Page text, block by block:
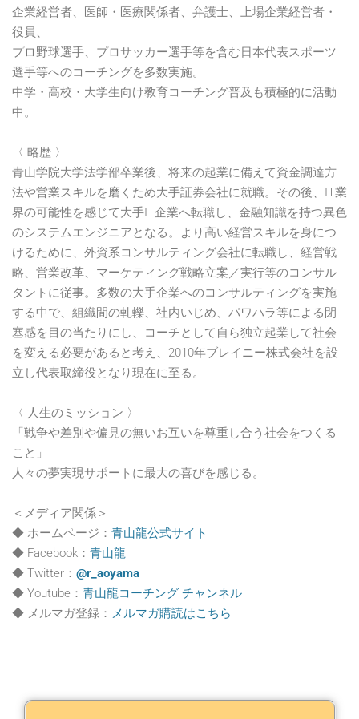
企業経営者、医師・医療関係者、弁護士、上場企業経営者・
役員、
プロ野球選手、プロサッカー選手等を含む日本代表スポーツ
選手等へのコーチングを多数実施。
中学・高校・大学生向け教育コーチング普及も積極的に活動
中。
〈 略歴 〉
青山学院大学法学部卒業後、将来の起業に備えて資金調達方
法や営業スキルを磨くため大手証券会社に就職。その後、IT業
界の可能性を感じて大手IT企業へ転職し、金融知識を持つ異色
のシステムエンジニアとなる。より高い経営スキルを身につ
けるために、外資系コンサルティング会社に転職し、経営戦
略、営業改革、マーケティング戦略立案／実行等のコンサル
タントに従事。多数の大手企業へのコンサルティングを実施
する中で、組織間の軋轢、社内いじめ、パワハラ等による閉
塞感を目の当たりにし、コーチとして自ら独立起業して社会
を変える必要があると考え、2010年ブレイニー株式会社を設
立し代表取締役となり現在に至る。
〈 人生のミッション 〉
「戦争や差別や偏見の無いお互いを尊重し合う社会をつくる
こと」
人々の夢実現サポートに最大の喜びを感じる。
＜メディア関係＞
◆ ホームページ： 青山龍公式サイト
◆ Facebook： 青山龍
◆ Twitter： @r_aoyama
◆ Youtube： 青山龍コーチング チャンネル
◆ メルマガ登録： メルマガ購読はこちら